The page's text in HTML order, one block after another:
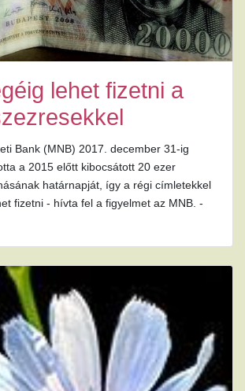
lehet fizetni a
Bank (MNB) 2017. december 31-ig
a 2015 előtt kibocsátott 20 ezer
határnapját, így a régi címletekkel
fizetni - hívta fel a figyelmet az MNB. -